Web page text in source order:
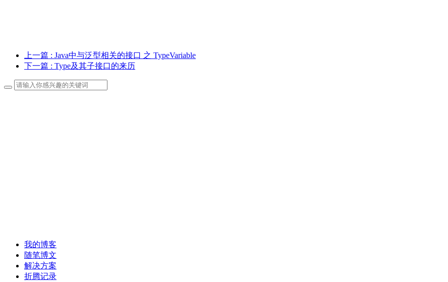
上一篇 : Java中与泛型相关的接口 之 TypeVariable
下一篇 : Type及其子接口的来历
我的博客
随笔博文
解决方案
折腾记录